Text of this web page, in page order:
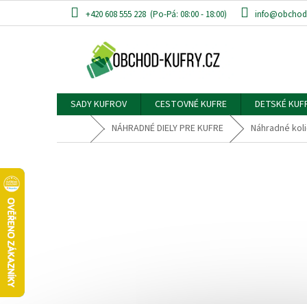
+420 608 555 228
SADY KUFROV CESTOVNÉ KUFRE DETSKÉ
DomovNÁHRADNÉ DIELY PRE KUFRE Náhradné